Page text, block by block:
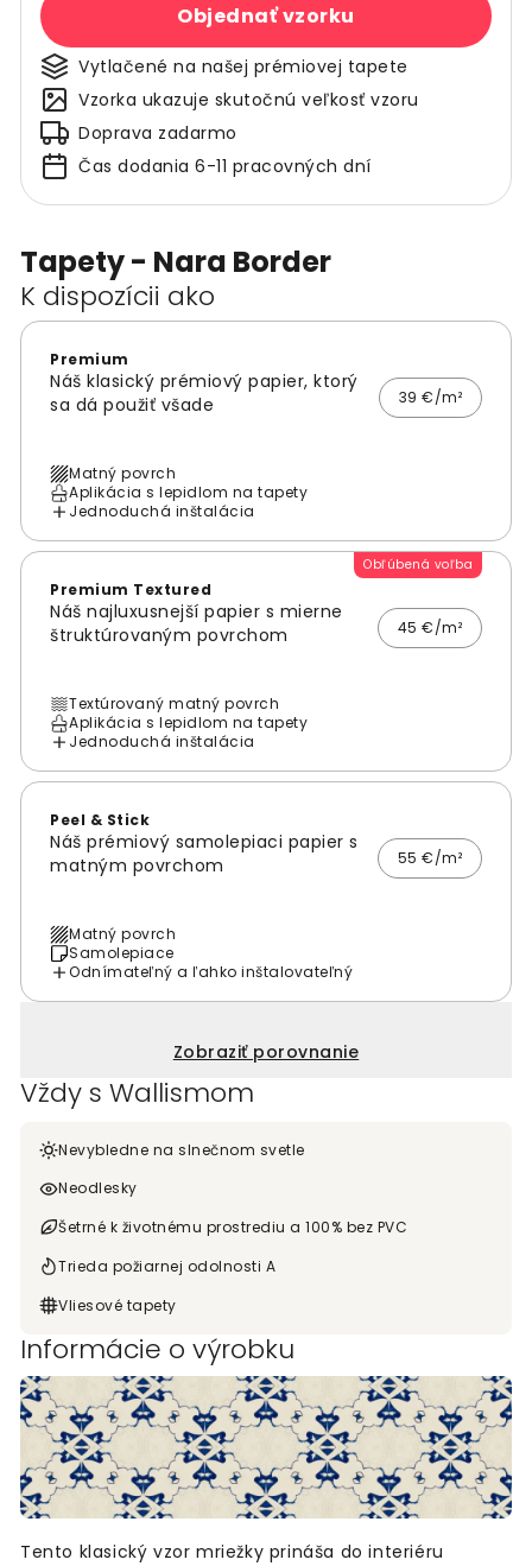
Tapety - Nara Border
K dispozícii ako
Premium
Náš klasický prémiový papier, ktorý
sa dá použiť všade
39 €/m²
Matný povrch
Aplikácia s lepidlom na tapety
Jednoduchá inštalácia
Obľúbená voľba
Premium Textured
Náš najluxusnejší papier s mierne
štruktúrovaným povrchom
45 €/m²
Textúrovaný matný povrch
Aplikácia s lepidlom na tapety
Jednoduchá inštalácia
Peel & Stick
Náš prémiový samolepiaci papier s
matným povrchom
55 €/m²
Matný povrch
Samolepiace
Odnímateľný a ľahko inštalovateľný
Zobraziť porovnanie
Vždy s Wallismom
Nevybledne na slnečnom svetle
Neodlesky
Šetrné k životnému prostrediu a 100% bez PVC
Trieda požiarnej odolnosti A
Vliesové tapety
Informácie o výrobku
Tento klasický vzor mriežky prináša do interiéru
Objednať vzorku
Vytlačené na našej prémiovej tapete
Vzorka ukazuje skutočnú veľkosť vzoru
Doprava zadarmo
Čas dodania 6-11 pracovných dní